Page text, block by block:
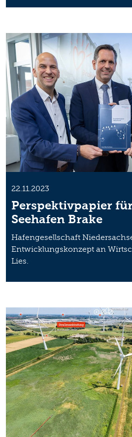
22.11.2023
Perspektivpapier
Seehafen Brake
Hafengesellschaft
Entwicklungskonzept an
Lies.